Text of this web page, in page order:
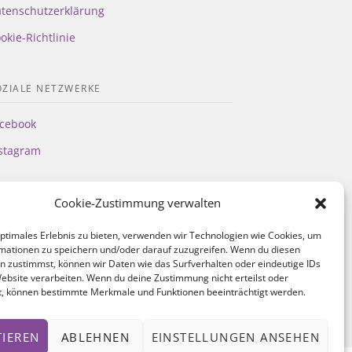
Cookie-Zustimmung verwalten
Erlebnis zu bieten, verwenden wir Technologien wie Cookies, um
zu speichern und/oder darauf zuzugreifen. Wenn du diesen
zustimmst, können wir Daten wie das Surfverhalten oder eindeutige IDs
verarbeiten. Wenn du deine Zustimmung nicht erteilst oder
können bestimmte Merkmale und Funktionen beeinträchtigt werden.
ABLEHNEN EINSTELLUNGEN ANSEHEN
Richtlinie
NETZWERKE